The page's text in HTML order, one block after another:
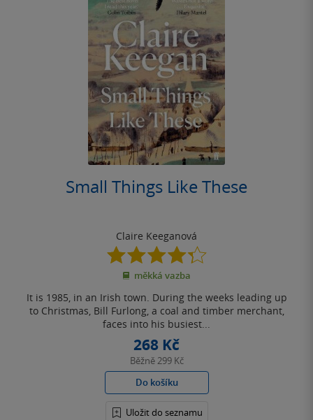
Small Things Like These
Claire Keeganová
4.3
z
5
měkká vazba
It is 1985, in an Irish town. During the weeks leading up
to Christmas, Bill Furlong, a coal and timber merchant,
faces into his busiest...
268 Kč
Běžně299 Kč
Do košíku
Uložit do seznamu